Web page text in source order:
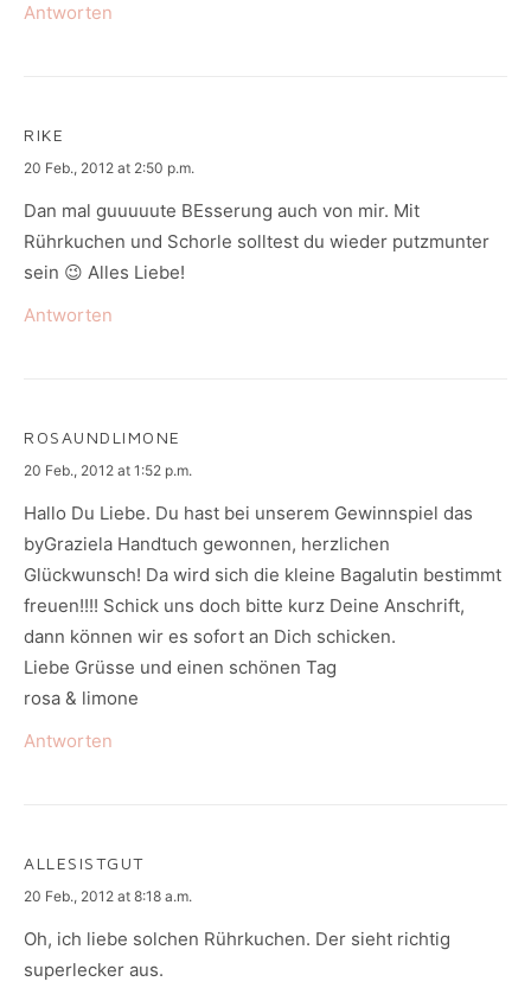
Antworten
RIKE
says:
20 Feb., 2012 at 2:50 p.m.
Dan mal guuuuute BEsserung auch von mir. Mit
Rührkuchen und Schorle solltest du wieder putzmunter
sein 😉 Alles Liebe!
Antworten
ROSAUNDLIMONE
says:
20 Feb., 2012 at 1:52 p.m.
Hallo Du Liebe. Du hast bei unserem Gewinnspiel das
byGraziela Handtuch gewonnen, herzlichen
Glückwunsch! Da wird sich die kleine Bagalutin bestimmt
freuen!!!! Schick uns doch bitte kurz Deine Anschrift,
dann können wir es sofort an Dich schicken.
Liebe Grüsse und einen schönen Tag
rosa & limone
Antworten
ALLESISTGUT
says:
20 Feb., 2012 at 8:18 a.m.
Oh, ich liebe solchen Rührkuchen. Der sieht richtig
superlecker aus.